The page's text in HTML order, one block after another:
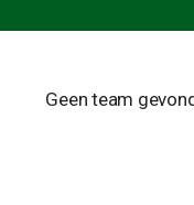
Geen team